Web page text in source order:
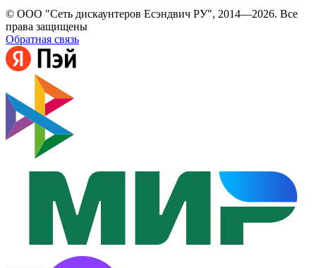
© ООО "Сеть дискаунтеров Есэндвич РУ", 2014—2026. Все
права защищены
Обратная связь